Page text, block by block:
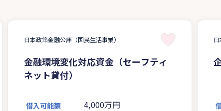
日本政策金融公庫（国民生活事業）
金融環境変化対応資金（セーフティ
ネット貸付）
借入可能額 4,000万円